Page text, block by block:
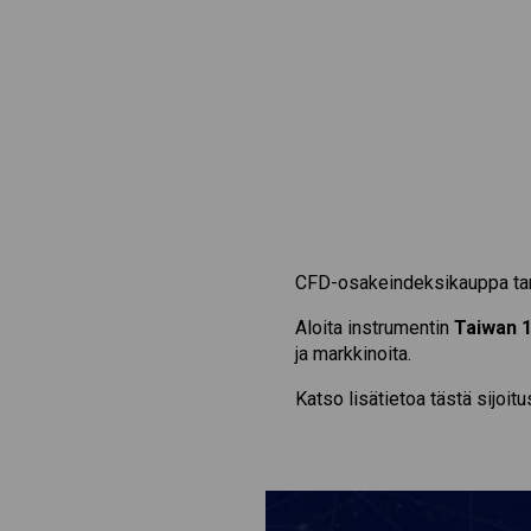
CFD-osakeindeksikauppa
Aloita instrumentin Taiwan
ja markkinoita.
Katso lisätietoa tästä